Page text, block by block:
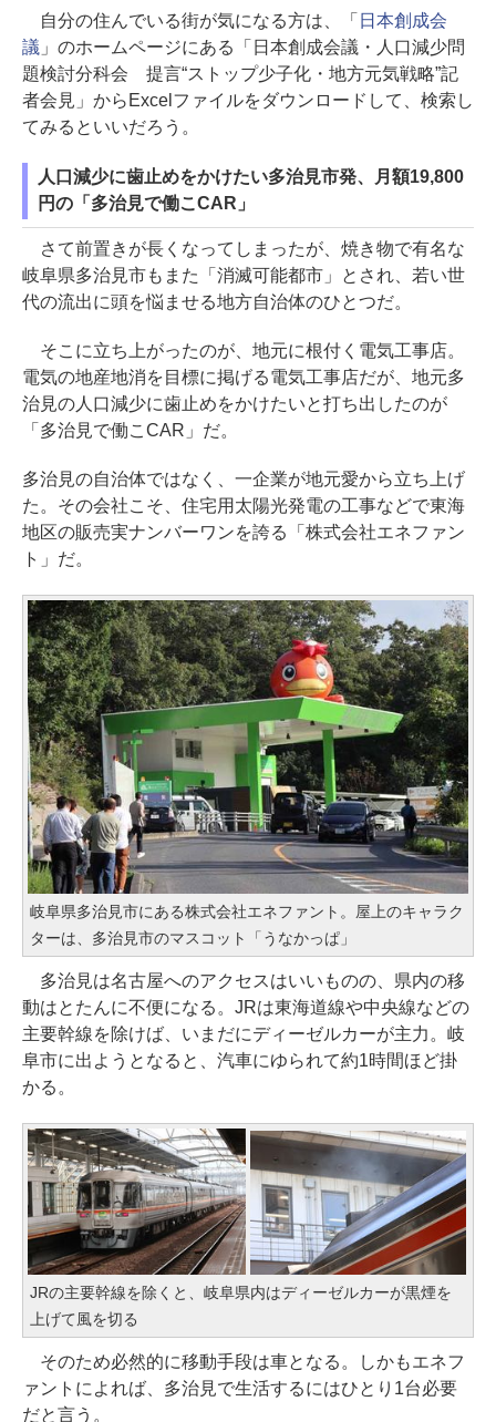
自分の住んでいる街が気になる方は、「 日本創成会
議 」のホームページにある「日本創成会議・人口減少問
題検討分科会 提言“ストップ少子化・地方元気戦略”記
者会見」からExcelファイルをダウンロードして、検索し
てみるといいだろう。
人口減少に歯止めをかけたい多治見市発、月額19,800
円の「多治見で働こCAR」
さて前置きが長くなってしまったが、焼き物で有名な
岐阜県多治見市もまた「消滅可能都市」とされ、若い世
代の流出に頭を悩ませる地方自治体のひとつだ。
そこに立ち上がったのが、地元に根付く電気工事店。
電気の地産地消を目標に掲げる電気工事店だが、地元多
治見の人口減少に歯止めをかけたいと打ち出したのが
「多治見で働こCAR」だ。
多治見の自治体ではなく、一企業が地元愛から立ち上げ
た。その会社こそ、住宅用太陽光発電の工事などで東海
地区の販売実ナンバーワンを誇る「株式会社エネファン
ト」だ。
岐阜県多治見市にある株式会社エネファント。屋上のキャラク
ターは、多治見市のマスコット「うなかっぱ」
多治見は名古屋へのアクセスはいいものの、県内の移
動はとたんに不便になる。JRは東海道線や中央線などの
主要幹線を除けば、いまだにディーゼルカーが主力。岐
阜市に出ようとなると、汽車にゆられて約1時間ほど掛
かる。
JRの主要幹線を除くと、岐阜県内はディーゼルカーが黒煙を
上げて風を切る
そのため必然的に移動手段は車となる。しかもエネフ
ァントによれば、多治見で生活するにはひとり1台必要
だと言う。